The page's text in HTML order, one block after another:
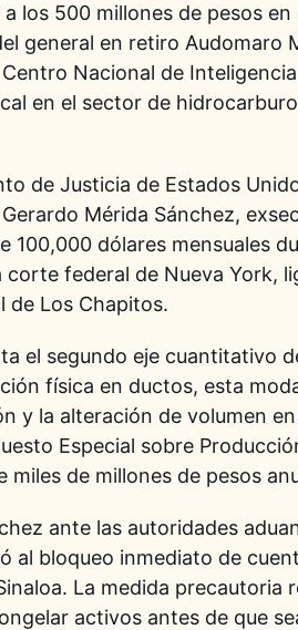
los 500 millones de pesos
general en retiro Audomaro
Nacional de
en el sector de
de Justicia de Estados
Mérida Sánchez,
100,000 dólares mensuales
federal de Nueva York,
de Los Chapitos.
el segundo eje cuantitativo
física en ductos, esta
y la alteración de volumen
Especial sobre
de millones de pesos
ante las autoridades
al bloqueo inmediato de
La medida precautoria
activos antes de que